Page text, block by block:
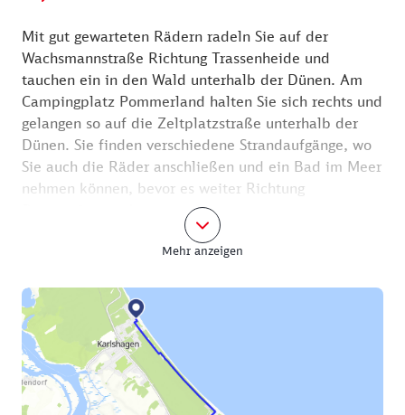
Mit gut gewarteten Rädern radeln Sie auf der
Wachsmannstraße Richtung Trassenheide und
tauchen ein in den Wald unterhalb der Dünen. Am
Campingplatz Pommerland halten Sie sich rechts und
gelangen so auf die Zeltplatzstraße unterhalb der
Dünen. Sie finden verschiedene Strandaufgänge, wo
Sie auch die Räder anschließen und ein Bad im Meer
nehmen können, bevor es weiter Richtung
Der Weg führt Sie zwischen Dünen und
und später nach links auf die Strandpromenade. Dort
geradeaus fahren Sie direkt auf das
Naturschutzzentrum zu.
Lassen Sie sich auf die Usedomer Landschaft
einstimmen. Ganz sicher sehen Sie die Gebiete
zwischen Peene und Meer mit neuem Blick und
Mehr anzeigen